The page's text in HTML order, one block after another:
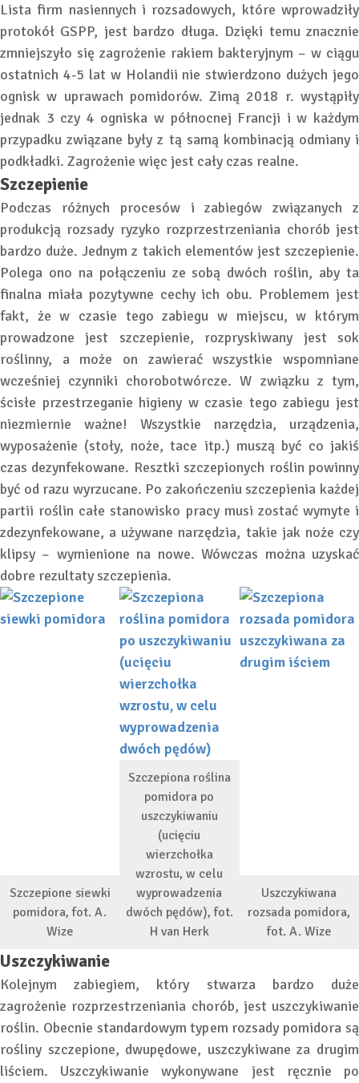
Lista firm nasiennych i rozsadowych, które wprowadziły
protokół GSPP, jest bardzo długa. Dzięki temu znacznie
zmniejszyło się zagrożenie rakiem bakteryjnym – w ciągu
ostatnich 4-5 lat w Holandii nie stwierdzono dużych jego
ognisk w uprawach pomidorów. Zimą 2018 r. wystąpiły
jednak 3 czy 4 ogniska w północnej Francji i w każdym
przypadku związane były z tą samą kombinacją odmiany i
podkładki. Zagrożenie więc jest cały czas realne.
Szczepienie
Podczas różnych procesów i zabiegów związanych z
produkcją rozsady ryzyko rozprzestrzeniania chorób jest
bardzo duże. Jednym z takich elementów jest szczepienie.
Polega ono na połączeniu ze sobą dwóch roślin, aby ta
finalna miała pozytywne cechy ich obu. Problemem jest
fakt, że w czasie tego zabiegu w miejscu, w którym
prowadzone jest szczepienie, rozpryskiwany jest sok
roślinny, a może on zawierać wszystkie wspomniane
wcześniej czynniki chorobotwórcze. W związku z tym,
ścisłe przestrzeganie higieny w czasie tego zabiegu jest
niezmiernie ważne! Wszystkie narzędzia, urządzenia,
wyposażenie (stoły, noże, tace itp.) muszą być co jakiś
czas dezynfekowane. Resztki szczepionych roślin powinny
być od razu wyrzucane. Po zakończeniu szczepienia każdej
partii roślin całe stanowisko pracy musi zostać wymyte i
zdezynfekowane, a używane narzędzia, takie jak noże czy
klipsy – wymienione na nowe. Wówczas można uzyskać
dobre rezultaty szczepienia.
Szczepione siewki
pomidora, fot. A.
Wize
Szczepiona roślina
pomidora po
uszczykiwaniu
(ucięciu
wierzchołka
wzrostu, w celu
wyprowadzenia
dwóch pędów), fot.
H van Herk
Uszczykiwana
rozsada pomidora,
fot. A. Wize
Uszczykiwanie
Kolejnym zabiegiem, który stwarza bardzo duże
zagrożenie rozprzestrzeniania chorób, jest uszczykiwanie
roślin. Obecnie standardowym typem rozsady pomidora są
rośliny szczepione, dwupędowe, uszczykiwane za drugim
liściem. Uszczykiwanie wykonywane jest ręcznie po